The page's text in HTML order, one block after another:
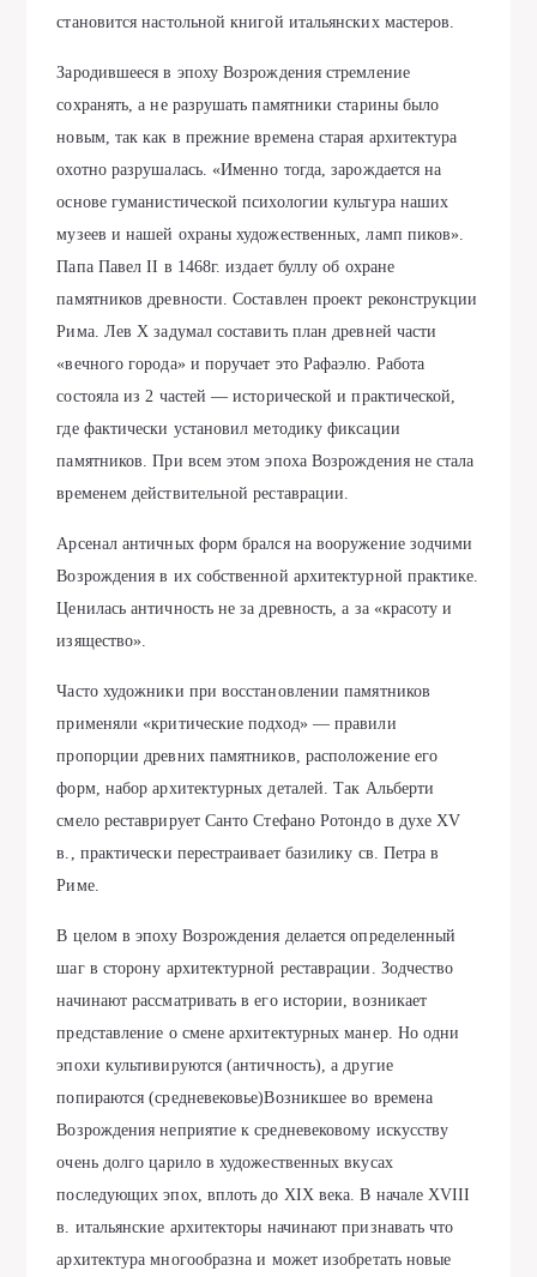
становится настольной книгой итальянских мастеров.
Зародившееся в эпоху Возрождения стремление
сохранять, а не разрушать памятники старины было
новым, так как в прежние времена старая архитектура
охотно разрушалась. «Именно тогда, зарождается на
основе гуманистической психологии культура наших
музеев и нашей охраны художественных, ламп пиков».
Папа Павел II в 1468г. издает буллу об охране
памятников древности. Составлен проект реконструкции
Рима. Лев X задумал составить план древней части
«вечного города» и поручает это Рафаэлю. Работа
состояла из 2 частей — исторической и практической,
где фактически установил методику фиксации
памятников. При всем этом эпоха Возрождения не стала
временем действительной реставрации.
Арсенал античных форм брался на вооружение зодчими
Возрождения в их собственной архитектурной практике.
Ценилась античность не за древность, а за «красоту и
изящество».
Часто художники при восстановлении памятников
применяли «критические подход» — правили
пропорции древних памятников, расположение его
форм, набор архитектурных деталей. Так Альберти
смело реставрирует Санто Стефано Ротондо в духе ХV
в., практически перестраивает базилику св. Петра в
Риме.
В целом в эпоху Возрождения делается определенный
шаг в сторону архитектурной реставрации. Зодчество
начинают рассматривать в его истории, возникает
представление о смене архитектурных манер. Но одни
эпохи культивируются (античность), а другие
попираются (средневековье)Возникшее во времена
Возрождения неприятие к средневековому искусству
очень долго царило в художественных вкусах
последующих эпох, вплоть до XIX века. В начале XVIII
в. итальянские архитекторы начинают признавать что
архитектура многообразна и может изобретать новые